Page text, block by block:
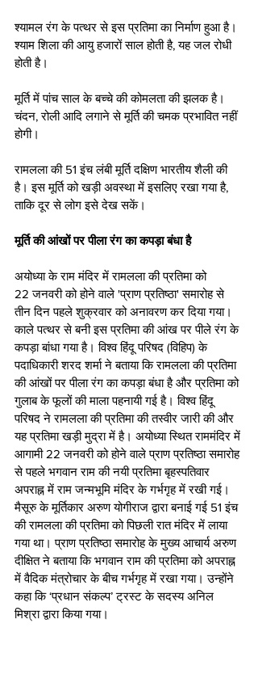
श्यामल रंग के पत्थर से इस प्रतिमा का निर्माण हुआ है।
श्याम शिला की आयु हजारों साल होती है, यह जल रोधी
होती है।
मूर्ति में पांच साल के बच्चे की कोमलता की झलक है।
चंदन, रोली आदि लगाने से मूर्ति की चमक प्रभावित नहीं
होगी।
रामलला की 51 इंच लंबी मूर्ति दक्षिण भारतीय शैली की
है। इस मूर्ति को खड़ी अवस्था में इसलिए रखा गया है,
ताकि दूर से लोग इसे देख सकें।
मूर्ति की आंखों पर पीला रंग का कपड़ा बंधा है
अयोध्या के राम मंदिर में रामलला की प्रतिमा को
22 जनवरी को होने वाले 'प्राण प्रतिष्ठा' समारोह से
तीन दिन पहले शुक्रवार को अनावरण कर दिया गया।
काले पत्थर से बनी इस प्रतिमा की आंख पर पीले रंग के
कपड़ा बांधा गया है। विश्व हिंदू परिषद (विहिप) के
पदाधिकारी शरद शर्मा ने बताया कि रामलला की प्रतिमा
की आंखों पर पीला रंग का कपड़ा बंधा है और प्रतिमा को
गुलाब के फूलों की माला पहनायी गई है। विश्व हिंदू
परिषद ने रामलला की प्रतिमा की तस्वीर जारी की और
यह प्रतिमा खड़ी मुद्रा में है। अयोध्या स्थित राममंदिर में
आगामी 22 जनवरी को होने वाले प्राण प्रतिष्ठा समारोह
से पहले भगवान राम की नयी प्रतिमा बृहस्पतिवार
अपराह्न में राम जन्मभूमि मंदिर के गर्भगृह में रखी गई।
मैसूरु के मूर्तिकार अरुण योगीराज द्वारा बनाई गई 51 इंच
की रामलला की प्रतिमा को पिछली रात मंदिर में लाया
गया था। प्राण प्रतिष्ठा समारोह के मुख्य आचार्य अरुण
दीक्षित ने बताया कि भगवान राम की प्रतिमा को अपराह्न
में वैदिक मंत्रोचार के बीच गर्भगृह में रखा गया। उन्होंने
कहा कि ‘प्रधान संकल्प’ ट्रस्ट के सदस्य अनिल
मिश्रा द्वारा किया गया।